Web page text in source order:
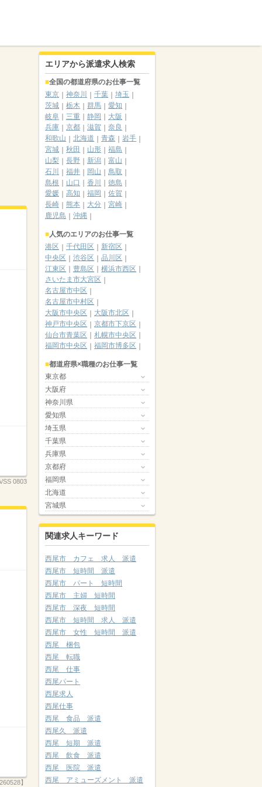
SS 0803
】
エリアから派遣求人検索
全国の都道府県のお仕事一覧
東京
神奈川 千葉
埼玉
茨城
栃木 群馬
愛知
岐阜
三重 静岡
大阪
兵庫
京都 滋賀
奈良
和歌山
北海道 青森
岩手
宮城
秋田 山形
福島
山梨
長野 新潟
富山
石川
福井 岡山
鳥取
島根
山口 香川
徳島
愛媛
高知 福岡
佐賀
長崎
熊本 大分
宮崎
鹿児島
沖縄
人気のエリアのお仕事一覧
港区
千代田区
新宿区
中央区
渋谷区
品川区
江東区
豊島区
横浜市西区
さいたま市大宮区
名古屋市中区
名古屋市中村区
大阪市中央区
大阪市北区
神戸市中央区
京都市下京区
仙台市青葉区
札幌市中央区
福岡市中央区
福岡市博多区
都道府県×職種のお仕事一覧
東京都
大阪府
神奈川県
愛知県
埼玉県
千葉県
兵庫県
京都府
福岡県
北海道
宮城県
関連求人キーワード
西尾市 カフェ 求人 派遣
西尾市 短時間 派遣
西尾市 パート 短時間
西尾市 主婦 短時間
西尾市 深夜 短時間
西尾市 短時間 求人 派遣
西尾市 女性 短時間 派遣
西尾 梱包
西尾 転職
西尾 仕事
西尾パート
西尾求人
西尾仕事
西尾 食品 派遣
西尾久 派遣
西尾 短期 派遣
西尾 飲食 派遣
西尾 医院 派遣
西尾 アミューズメント 派遣